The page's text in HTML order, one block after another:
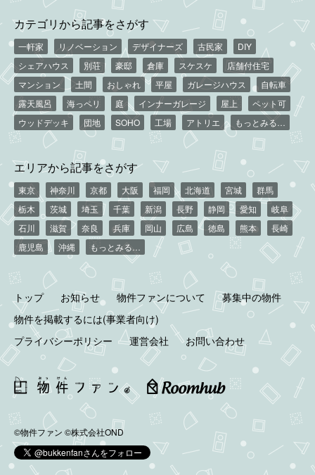
カテゴリから記事をさがす
一軒家 リノベーション デザイナーズ 古民家
DIY
シェアハウス
別荘 豪邸 倉庫 スケスケ
店舗付住宅
マンション
土間 おしゃれ 平屋 ガレージハウス
自転車
露天風呂
海っペリ 庭 インナーガレージ 屋上
ペット可
ウッドデッキ
団地 SOHO 工場 アトリエ もっとみる…
エリアから記事をさがす
東京 神奈川 京都 大阪 福岡 北海道 宮城
群馬
栃木
茨城 埼玉 千葉 新潟 長野 静岡 愛知
岐阜
石川
滋賀 奈良 兵庫 岡山 広島 徳島 熊本
長崎
鹿児島
沖縄 もっとみる…
トップ お知らせ 物件ファンについて
募集中の物件
物件を掲載するには(事業者向け)
プライバシーポリシー
運営会社 お問い合わせ
©物件ファン ©株式会社OND